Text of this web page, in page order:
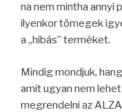
na nem mintha annyi
ilyenkor tömegek
a „hibás” terméket.
Mindig mondjuk,
amit ugyan nem
megrendelni az